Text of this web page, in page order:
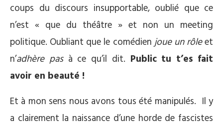
coups du discours insupportable, oublié que ce
n’est « que du théâtre » et non un meeting
politique. Oubliant que le comédienjoue un rôleet
n’adhère pas à ce qu’il dit. Public tu t’es fait
avoir en beauté !
Et à mon sens nous avons tous été manipulés. Il y
a clairement la naissance d’une horde de fascistes